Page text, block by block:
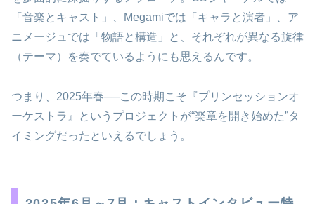
「音楽とキャスト」、Megamiでは「キャラと演者」、ア
ニメージュでは「物語と構造」と、それぞれが異なる旋律
（テーマ）を奏でているようにも思えるんです。
つまり、2025年春──この時期こそ『プリンセッションオ
ーケストラ』というプロジェクトが“楽章を開き始めた”タ
イミングだったといえるでしょう。